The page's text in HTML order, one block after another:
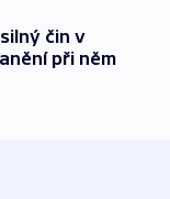
čin v
při něm